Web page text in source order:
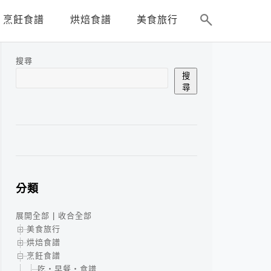
烹飪食譜 烘焙食譜 美食旅行
搜尋
搜
尋
分類
展開全部
收合全部
美食旅行
烘焙食譜
烹飪食譜
吃‧早餐‧食譜